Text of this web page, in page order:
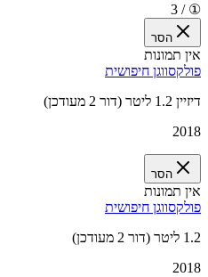
①
/ 3
הסר
אין תמונות
פולקסווגן חיפושית
דיזיין 1.2 ליטר (דור 2 מעודכן)
2018
הסר
אין תמונות
פולקסווגן חיפושית
1.2 ליטר (דור 2 מעודכן)
2018